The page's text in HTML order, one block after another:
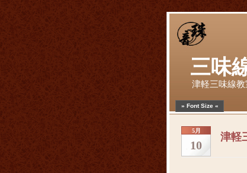
三味
津軽三味線
» Font Size «
5月
10
津軽